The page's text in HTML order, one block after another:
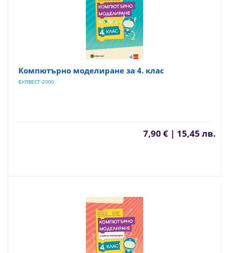
Компютърно моделиране за 4. клас
БУЛВЕСТ-2000
7,90 € | 15,45 лв.